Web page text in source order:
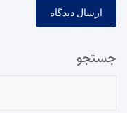
جستجو